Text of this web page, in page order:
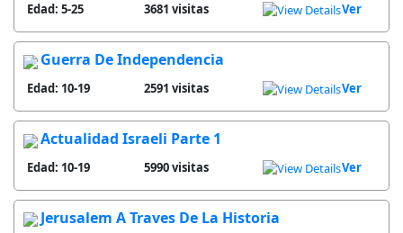
Edad: 5-25 3681 visitas Ver
Guerra De Independencia
Edad: 10-19 2591 visitas Ver
Actualidad Israeli Parte 1
Edad: 10-19 5990 visitas Ver
Jerusalem A Traves De La Historia